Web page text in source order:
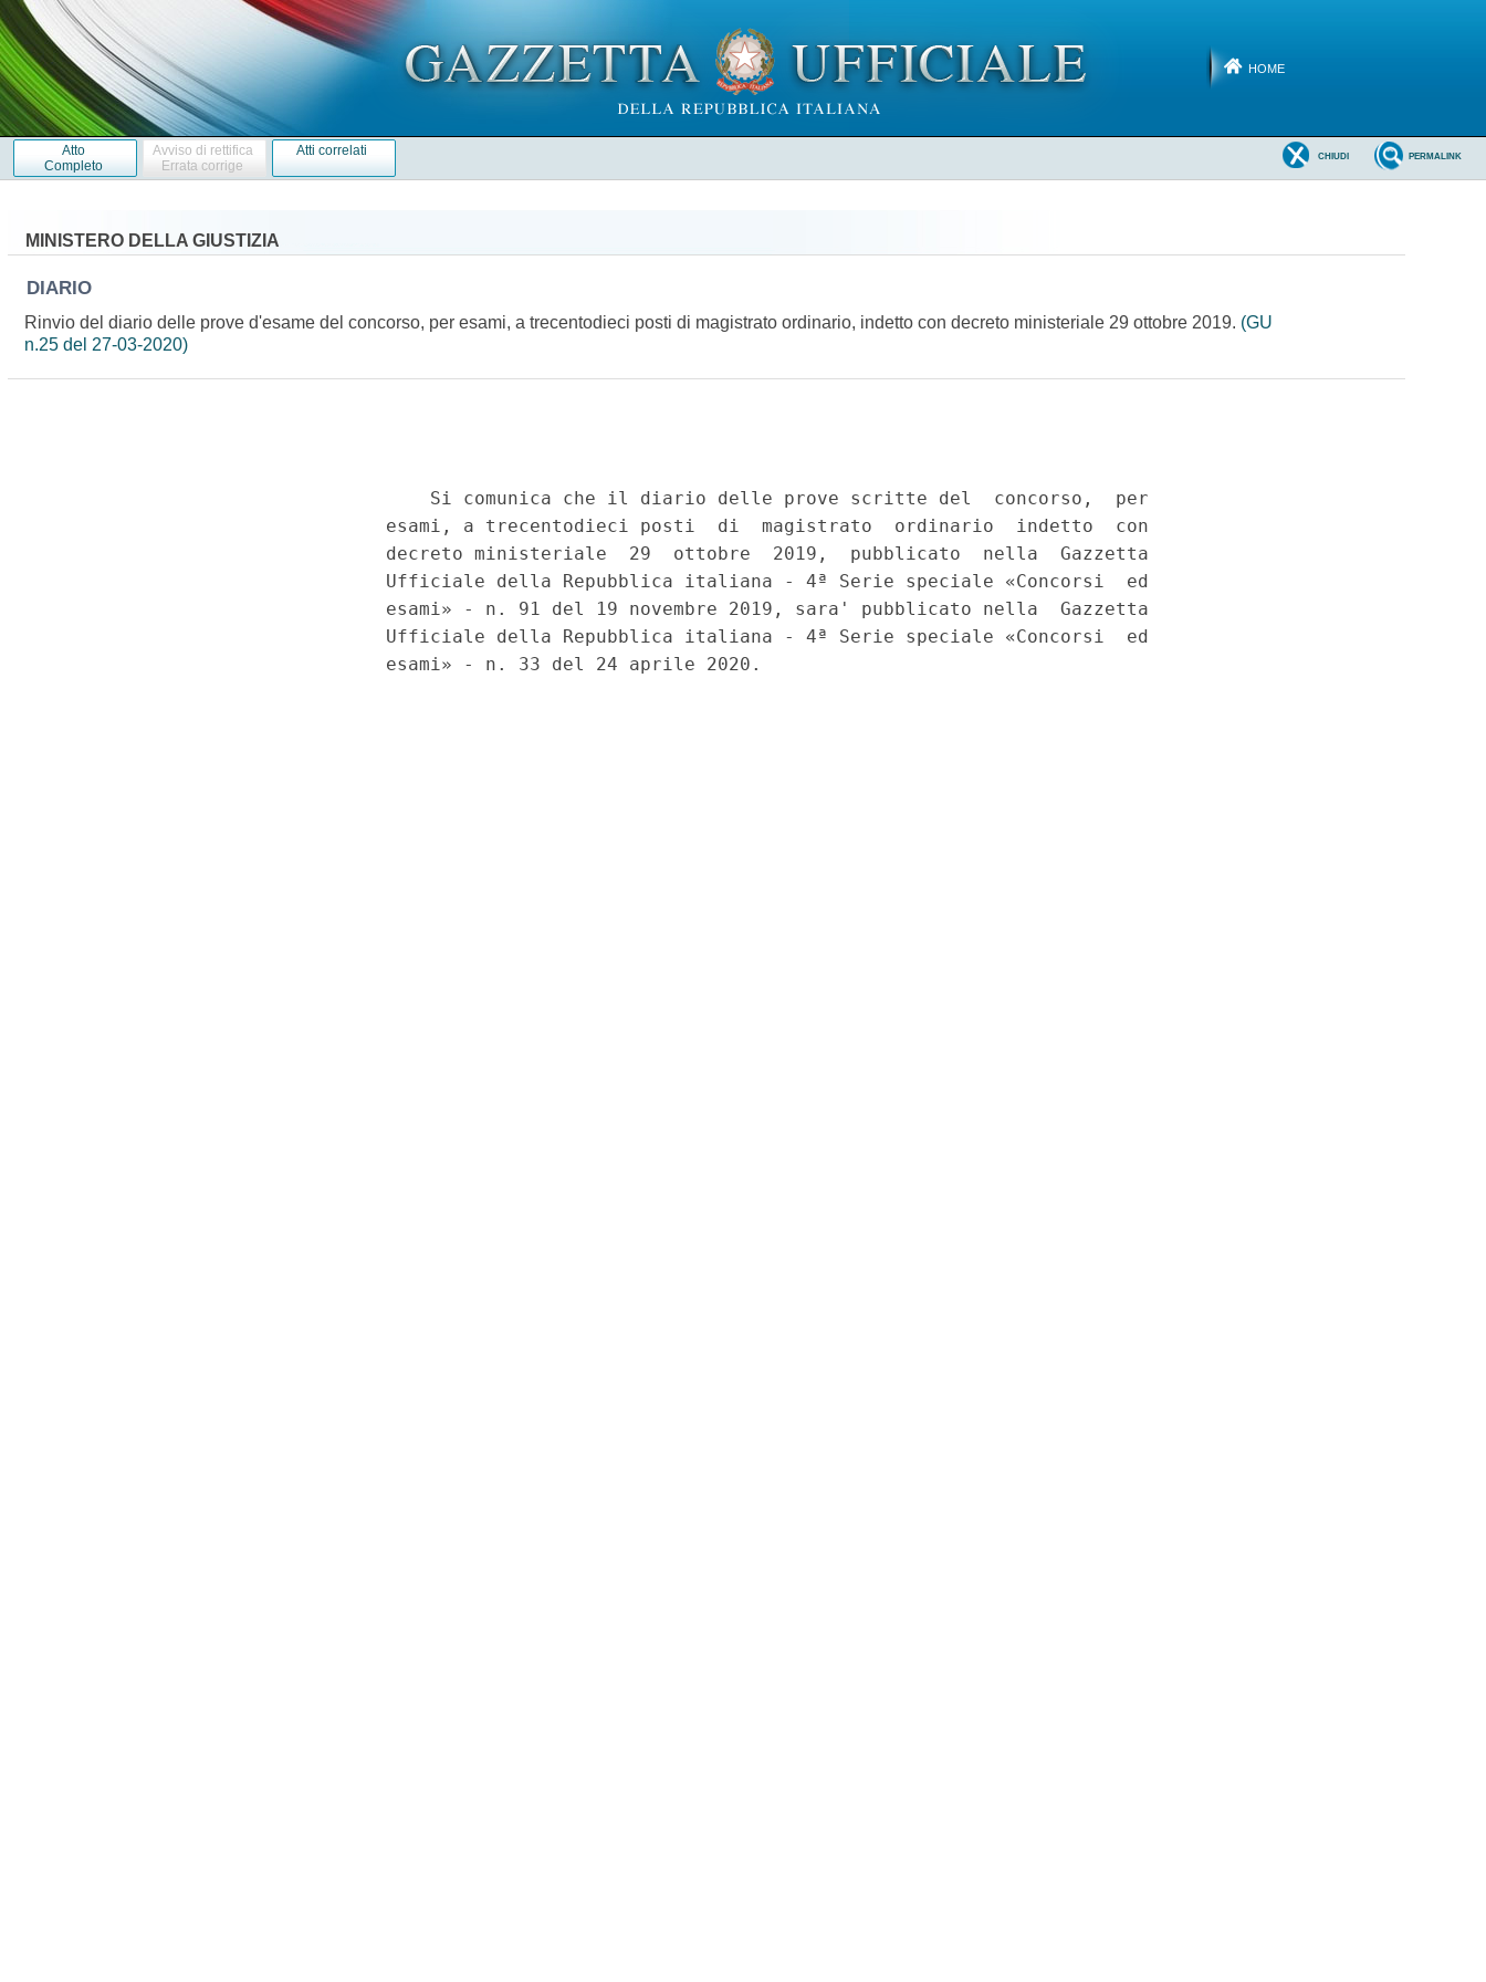
HOME
Atto
Completo
Avviso di rettifica
Errata corrige
Atti correlati PERMALINK
CHIUDI
MINISTERO DELLA GIUSTIZIA
DIARIO
Rinvio del diario delle prove d'esame del concorso, per esami, a trecentodieci posti di magistrato ordinario, indetto con decreto ministeriale 29 ottobre 2019. (GU
n.25 del 27-03-2020)